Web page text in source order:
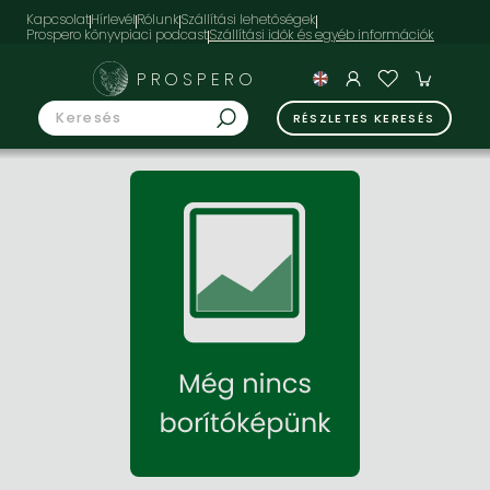
KapcsolatHírlevélRólunkSzállítási lehetőségek
Prospero könyvpiaci podcast
PROSPERO
RÉSZLETES KERESÉS